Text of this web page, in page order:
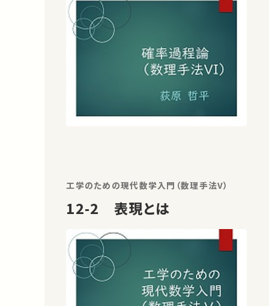
工学のための現代数学入門（数理手法V）
12-2 表現とは